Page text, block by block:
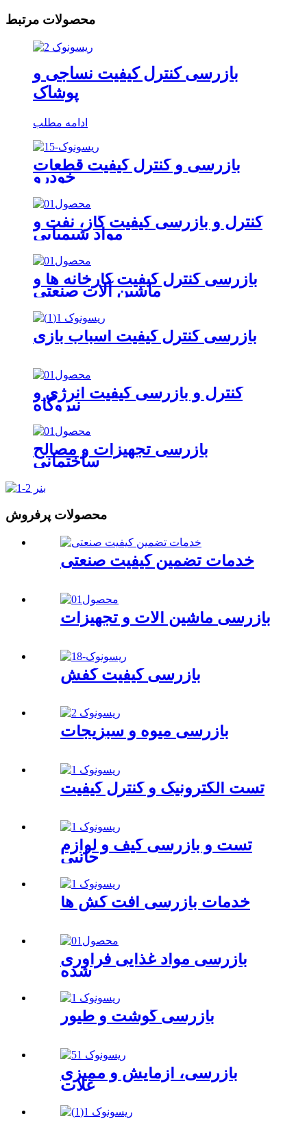
محصولات مرتبط
بازرسی کنترل کیفیت نساجی و
پوشاک
ادامه مطلب
بازرسی و کنترل کیفیت قطعات
خودرو
کنترل و بازرسی کیفیت گاز، نفت و
مواد شیمیایی
بازرسی کنترل کیفیت کارخانه ها و
ماشین آلات صنعتی
بازرسی کنترل کیفیت اسباب بازی
کنترل و بازرسی کیفیت انرژی و
نیروگاه
بازرسی تجهیزات و مصالح
ساختمانی
محصولات پرفروش
خدمات تضمین کیفیت صنعتی
بازرسی ماشین آلات و تجهیزات
بازرسی کیفیت کفش
بازرسی میوه و سبزیجات
تست الکترونیک و کنترل کیفیت
تست و بازرسی کیف و لوازم
جانبی
خدمات بازرسی آفت کش ها
بازرسی مواد غذایی فرآوری
شده
بازرسی گوشت و طیور
بازرسی، آزمایش و ممیزی
غلات